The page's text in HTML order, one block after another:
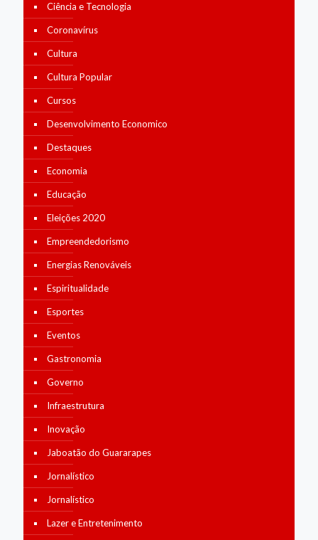
Ciência e Tecnologia
Coronavírus
Cultura
Cultura Popular
Cursos
Desenvolvimento Economico
Destaques
Economia
Educação
Eleições 2020
Empreendedorismo
Energias Renováveis
Espiritualidade
Esportes
Eventos
Gastronomia
Governo
Infraestrutura
Inovação
Jaboatão do Guararapes
Jornalístico
Jornalístico
Lazer e Entretenimento